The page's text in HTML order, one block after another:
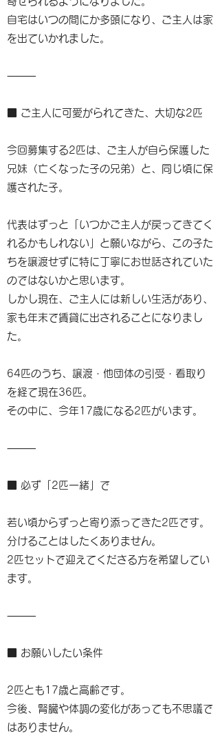
自宅はいつの間にか多頭になり、ご主人は家
を出ていかれました。
⸻
■ ご主人に可愛がられてきた、大切な2匹
今回募集する2匹は、ご主人が自ら保護した
兄妹（亡くなった子の兄弟）と、同じ頃に保
護された子。
代表はずっと「いつかご主人が戻ってきてく
れるかもしれない」と願いながら、この子た
ちを譲渡せずに特に丁寧にお世話されていた
のではないかと思います。
しかし現在、ご主人には新しい生活があり、
家も年末で賃貸に出されることになりまし
た。
64匹のうち、譲渡・他団体の引受・看取り
を経て現在36匹。
その中に、今年17歳になる2匹がいます。
⸻
■ 必ず「2匹一緒」で
若い頃からずっと寄り添ってきた2匹です。
分けることはしたくありません。
2匹セットで迎えてくださる方を希望してい
ます。
⸻
■ お願いしたい条件
2匹とも17歳と高齢です。
今後、腎臓や体調の変化があっても不思議で
はありません。